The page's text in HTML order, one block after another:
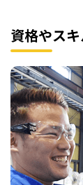
資格やス